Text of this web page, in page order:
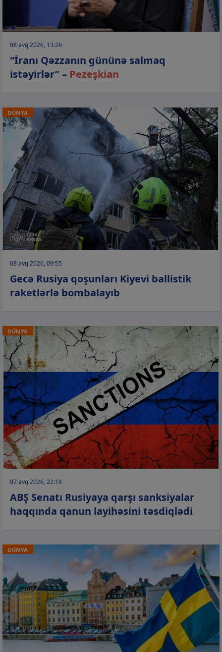
08 avq 2026, 13:26
“İranı Qəzzanın gününə salmaq
istəyirlər” – Pezeşkian
DÜNYA
08 avq 2026, 09:55
Gecə Rusiya qoşunları Kiyevi ballistik
raketlərlə bombalayıb
DÜNYA
07 avq 2026, 22:18
ABŞ Senatı Rusiyaya qarşı sanksiyalar
haqqında qanun layihəsini təsdiqlədi
DÜNYA